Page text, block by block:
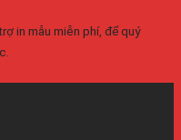
in mẫu miễn phí, để quý